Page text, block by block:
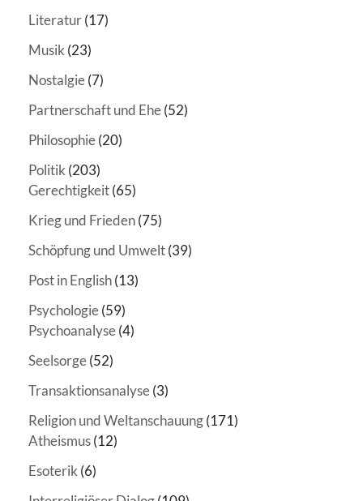
Literatur(17)
Musik(23)
Nostalgie(7)
Partnerschaft und Ehe(52)
Philosophie(20)
Politik(203)
Gerechtigkeit(65)
Krieg und Frieden(75)
Schöpfung und Umwelt(39)
Post in English(13)
Psychologie(59)
Psychoanalyse(4)
Seelsorge(52)
Transaktionsanalyse(3)
Religion und Weltanschauung(171)
Atheismus(12)
Esoterik(6)